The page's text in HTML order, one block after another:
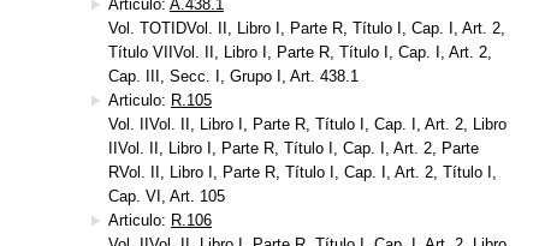
Articulo: A.438.1
Vol. TOTIDVol. II, Libro I, Parte R, Título I, Cap. I, Art. 2,
Título VIIVol. II, Libro I, Parte R, Título I, Cap. I, Art. 2,
Cap. III, Secc. I, Grupo I, Art. 438.1
Articulo: R.105
Vol. IIVol. II, Libro I, Parte R, Título I, Cap. I, Art. 2, Libro
IIVol. II, Libro I, Parte R, Título I, Cap. I, Art. 2, Parte
RVol. II, Libro I, Parte R, Título I, Cap. I, Art. 2, Título I,
Cap. VI, Art. 105
Articulo: R.106